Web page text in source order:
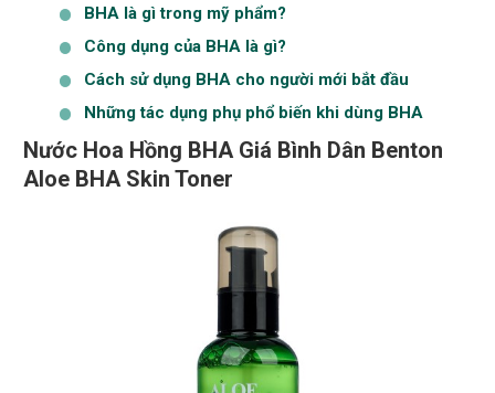
BHA là gì trong mỹ phẩm?
Công dụng của BHA là gì?
Cách sử dụng BHA cho người mới bắt đầu
Những tác dụng phụ phổ biến khi dùng BHA
Nước Hoa Hồng BHA Giá Bình Dân Benton
Aloe BHA Skin Toner